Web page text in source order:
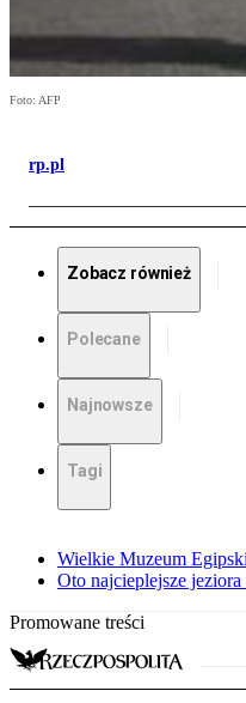
Foto: AFP
rp.pl
Zobacz również
Polecane
Najnowsze
Tagi
Wielkie Muzeum
Oto najcieplejsze
Promowane treści